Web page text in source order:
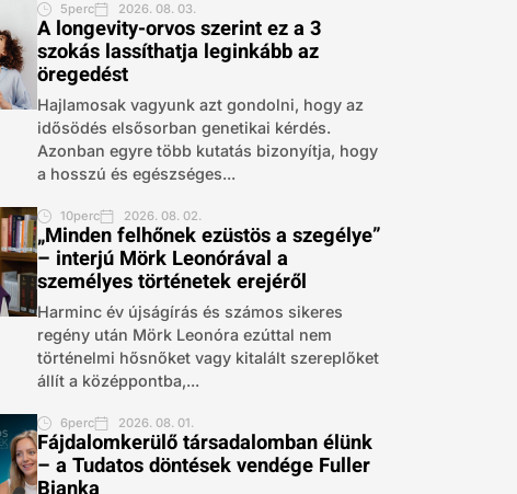
5perc 2026. 08. 03.
A longevity-orvos szerint ez a 3
szokás lassíthatja leginkább az
öregedést
Hajlamosak vagyunk azt gondolni, hogy az
idősödés elsősorban genetikai kérdés.
Azonban egyre több kutatás bizonyítja, hogy
a hosszú és egészséges...
10perc 2026. 08. 02.
„Minden felhőnek ezüstös a szegélye”
– interjú Mörk Leonórával a
személyes történetek erejéről
Harminc év újságírás és számos sikeres
regény után Mörk Leonóra ezúttal nem
történelmi hősnőket vagy kitalált szereplőket
állít a középpontba,...
6perc 2026. 08. 01.
Fájdalomkerülő társadalomban élünk
– a Tudatos döntések vendége Fuller